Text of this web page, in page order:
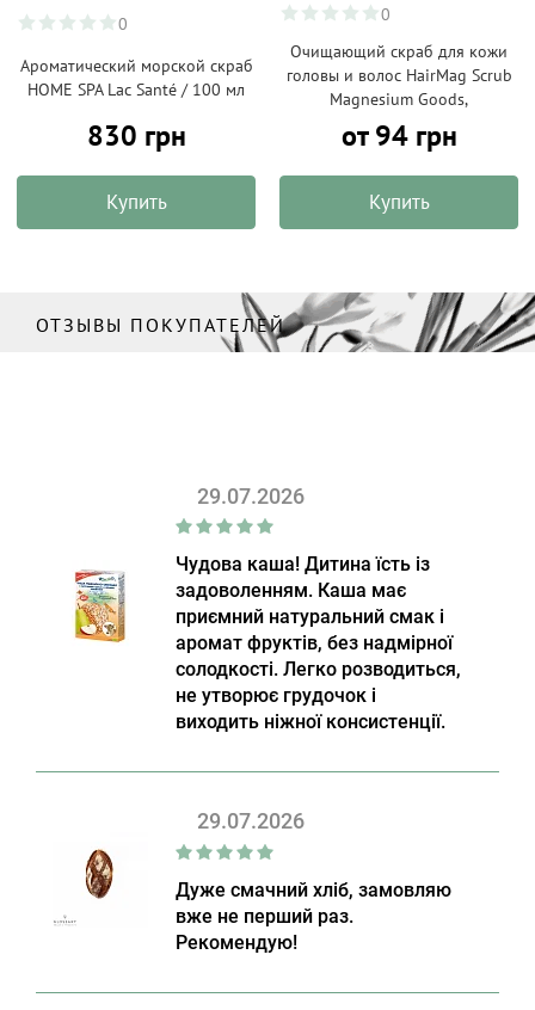
0
Ароматический морской скраб
HOME SPA Lac Santé / 100 мл
830 грн
Купить
0
Очищающий скраб для кожи
головы и волос HairMag Scrub
Magnesium Goods,
от 94 грн
Купить
ОТЗЫВЫ ПОКУПАТЕЛЕЙ
29.07.2026
Чудова каша! Дитина їсть із
задоволенням. Каша має
приємний натуральний смак і
аромат фруктів, без надмірної
солодкості. Легко розводиться,
не утворює грудочок і
виходить ніжної консистенції.
29.07.2026
Дуже смачний хліб, замовляю
вже не перший раз.
Рекомендую!